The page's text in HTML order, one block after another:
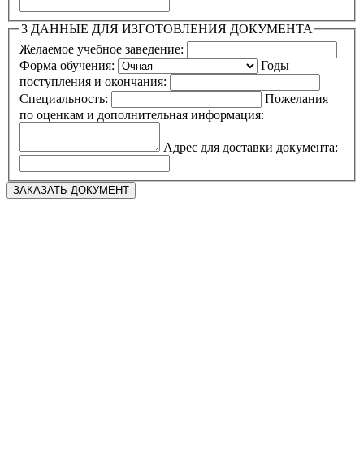
3 ДАННЫЕ ДЛЯ ИЗГОТОВЛЕНИЯ ДОКУМЕНТА
Желаемое учебное заведение:
Форма обучения:
Годы
поступления и окончания:
Специальность:
Пожелания
по оценкам и дополнительная информация:
Адрес для доставки документа: